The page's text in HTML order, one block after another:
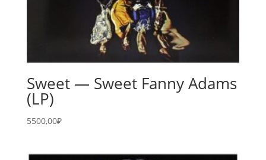
Sweet — Sweet Fanny Adams
(LP)
5500,00₽